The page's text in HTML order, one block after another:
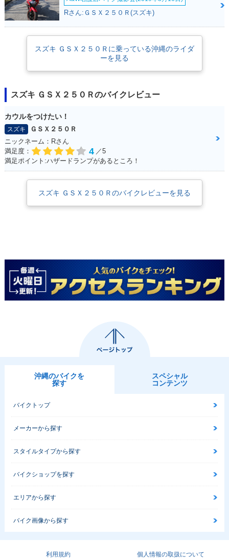
Rさん:ＧＳＸ２５０Ｒ(スズキ)
スズキ ＧＳＸ２５０Ｒに乗っている沖縄のライダ
ーを見る
スズキ ＧＳＸ２５０Ｒのバイクレビュー
カウルをつけたい！
スズキ
ＧＳＸ２５０Ｒ
ニックネーム：Rさん
満足度：
4 ／5
満足ポイント:ハザードランプがあるところ！
スズキ ＧＳＸ２５０Ｒのバイクレビューを見る
沖縄のバイクを
探す
スペシャル
コンテンツ
バイクトップ
メーカーから探す
スタイルタイプから探す
バイクショップを探す
エリアから探す
バイク画像から探す
利用規約 個人情報の取扱について